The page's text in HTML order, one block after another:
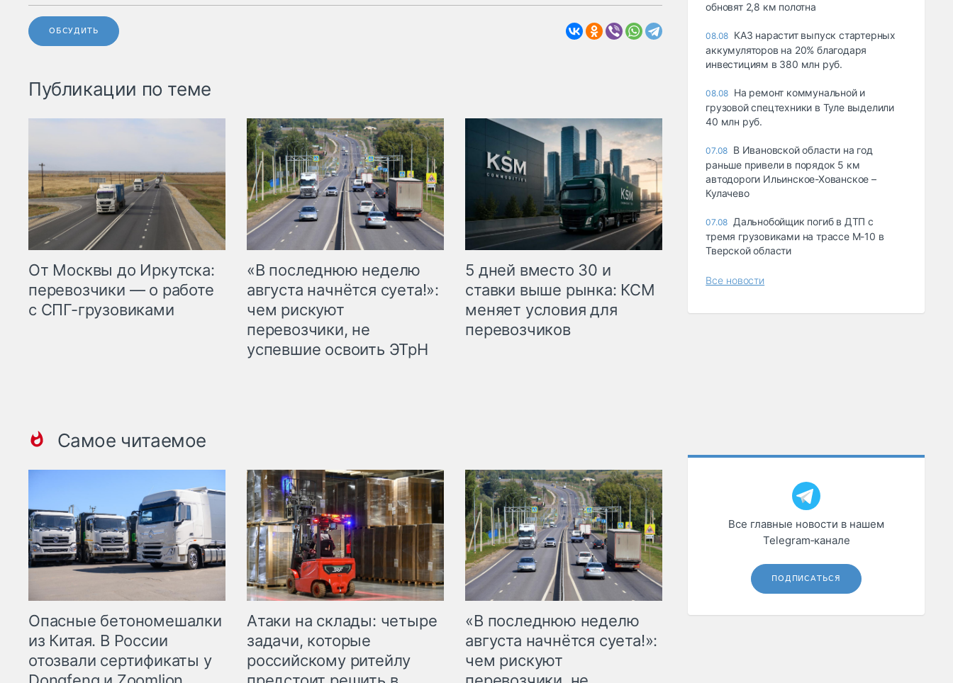
ОБСУДИТЬ
Публикации по теме
От Москвы до Иркутска:
перевозчики — о работе
с СПГ-грузовиками
«В последнюю неделю
августа начнётся суета!»:
чем рискуют
перевозчики, не
успевшие освоить ЭТрН
5 дней вместо 30 и
ставки выше рынка: КСМ
меняет условия для
перевозчиков
Самое читаемое
Опасные бетономешалки
из Китая. В России
отозвали сертификаты у
Атаки на склады: четыре
задачи, которые
российскому ритейлу
«В последнюю неделю
августа начнётся суета!»:
чем рискуют
обновят 2,8 км полотна
08.08 КАЗ нарастит выпуск стартерных
аккумуляторов на 20% благодаря
инвестициям в 380 млн руб.
08.08 На ремонт коммунальной и
грузовой спецтехники в Туле выделили
40 млн руб.
07.08 В Ивановской области на год
раньше привели в порядок 5 км
автодороги Ильинское-Хованское –
Кулачево
07.08 Дальнобойщик погиб в ДТП с
тремя грузовиками на трассе М-10 в
Тверской области
Все новости
Все главные новости в нашем
Telegram‑канале
ПОДПИСАТЬСЯ